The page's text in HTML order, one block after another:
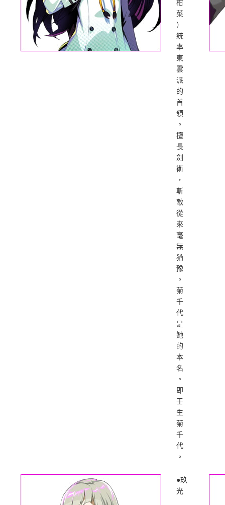
柑
菜
）
統
率
東
雲
派
的
首
領
。
擅
長
劍
術
，
斬
敵
從
來
毫
無
猶
豫
。
菊
千
代
是
她
的
本
名
。
即
壬
生
菊
千
代
。
●玖
光